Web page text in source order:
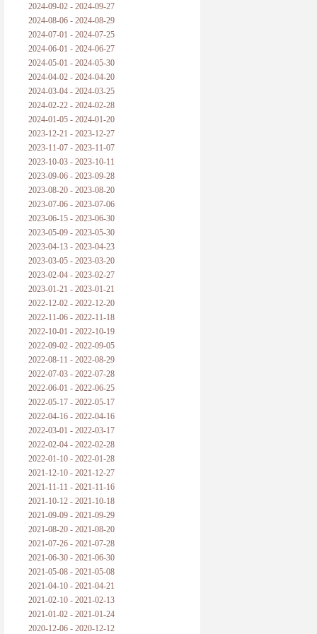
2024-09-02 - 2024-09-27
2024-08-06 - 2024-08-29
2024-07-01 - 2024-07-25
2024-06-01 - 2024-06-27
2024-05-01 - 2024-05-30
2024-04-02 - 2024-04-20
2024-03-04 - 2024-03-25
2024-02-22 - 2024-02-28
2024-01-05 - 2024-01-20
2023-12-21 - 2023-12-27
2023-11-07 - 2023-11-07
2023-10-03 - 2023-10-11
2023-09-06 - 2023-09-28
2023-08-20 - 2023-08-20
2023-07-06 - 2023-07-06
2023-06-15 - 2023-06-30
2023-05-09 - 2023-05-30
2023-04-13 - 2023-04-23
2023-03-05 - 2023-03-20
2023-02-04 - 2023-02-27
2023-01-21 - 2023-01-21
2022-12-02 - 2022-12-20
2022-11-06 - 2022-11-18
2022-10-01 - 2022-10-19
2022-09-02 - 2022-09-05
2022-08-11 - 2022-08-29
2022-07-03 - 2022-07-28
2022-06-01 - 2022-06-25
2022-05-17 - 2022-05-17
2022-04-16 - 2022-04-16
2022-03-01 - 2022-03-17
2022-02-04 - 2022-02-28
2022-01-10 - 2022-01-28
2021-12-10 - 2021-12-27
2021-11-11 - 2021-11-16
2021-10-12 - 2021-10-18
2021-09-09 - 2021-09-29
2021-08-20 - 2021-08-20
2021-07-26 - 2021-07-28
2021-06-30 - 2021-06-30
2021-05-08 - 2021-05-08
2021-04-10 - 2021-04-21
2021-02-10 - 2021-02-13
2021-01-02 - 2021-01-24
2020-12-06 - 2020-12-12